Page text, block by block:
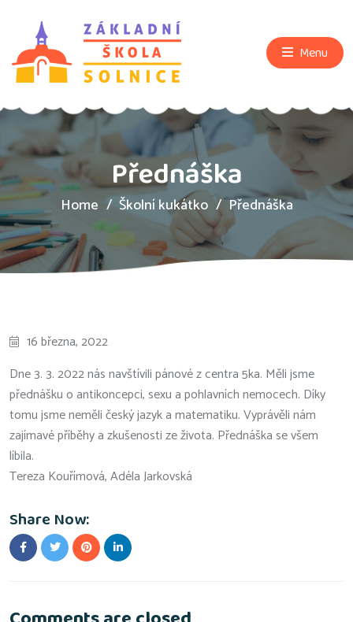
Menu
Přednáška
Home Školní kukátko Přednáška
16 března, 2022
Dne 3. 3. 2022 nás navštívili pánové z centra 5ka. Měli jsme
přednášku o antikoncepci, sexu a pohlavních nemocech. Díky
tomu jsme neměli český jazyk a matematiku. Vyprávěli nám
zajímavé příběhy a zkušenosti ze života. Přednáška se všem
líbila.
Tereza Kouřímová, Adéla Jarkovská
Share Now: